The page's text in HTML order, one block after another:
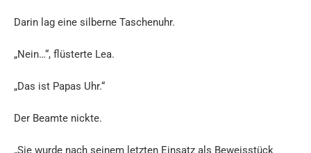
Darin lag eine silberne Taschenuhr.
„Nein…“, flüsterte Lea.
„Das ist Papas Uhr.“
Der Beamte nickte.
„Sie wurde nach seinem letzten Einsatz als Beweisstück